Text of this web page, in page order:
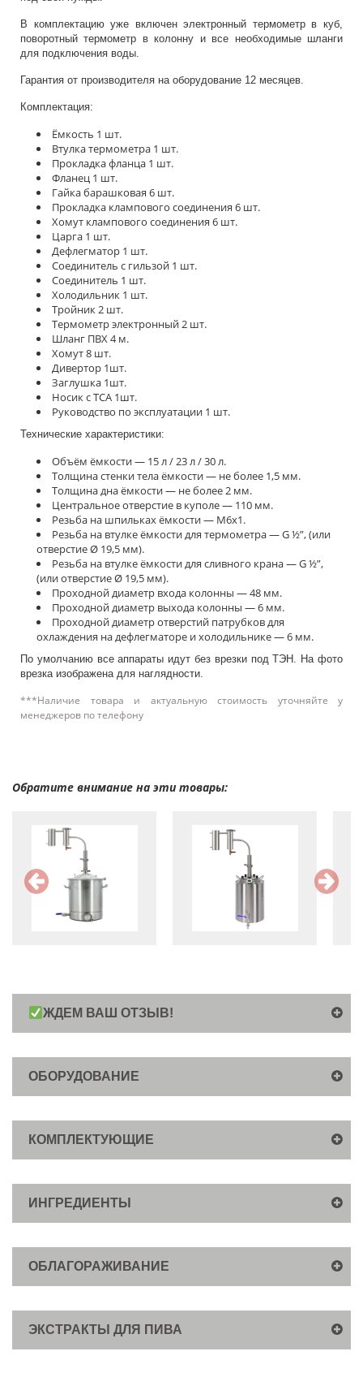
В комплектацию уже включен электронный термометр в куб,
поворотный термометр в колонну и все необходимые шланги
для подключения воды.
Гарантия от производителя на оборудование 12 месяцев.
Комплектация:
Ёмкость 1 шт.
Втулка термометра 1 шт.
Прокладка фланца 1 шт.
Фланец 1 шт.
Гайка барашковая 6 шт.
Прокладка клампового соединения 6 шт.
Хомут клампового соединения 6 шт.
Царга 1 шт.
Дефлегматор 1 шт.
Соединитель с гильзой 1 шт.
Соединитель 1 шт.
Холодильник 1 шт.
Тройник 2 шт.
Термометр электронный 2 шт.
Шланг ПВХ 4 м.
Хомут 8 шт.
Дивертор 1шт.
Заглушка 1шт.
Носик с ТСА 1шт.
Руководство по эксплуатации 1 шт.
Технические характеристики:
Объём ёмкости — 15 л / 23 л / 30 л.
Толщина стенки тела ёмкости — не более 1,5 мм.
Толщина дна ёмкости — не более 2 мм.
Центральное отверстие в куполе — 110 мм.
Резьба на шпильках ёмкости — М6х1.
Резьба на втулке ёмкости для термометра — G ½”, (или
отверстие Ø 19,5 мм).
Резьба на втулке ёмкости для сливного крана — G ½”,
(или отверстие Ø 19,5 мм).
Проходной диаметр входа колонны — 48 мм.
Проходной диаметр выхода колонны — 6 мм.
Проходной диаметр отверстий патрубков для
охлаждения на дефлегматоре и холодильнике — 6 мм.
По умолчанию все аппараты идут без врезки под ТЭН. На фото
врезка изображена для наглядности.
***Наличие товара и актуальную стоимость уточняйте у
менеджеров по телефону
Обратите внимание на эти товары:
ЖДЕМ ВАШ ОТЗЫВ!
ОБОРУДОВАНИЕ
КОМПЛЕКТУЮЩИЕ
ИНГРЕДИЕНТЫ
ОБЛАГОРАЖИВАНИЕ
ЭКСТРАКТЫ ДЛЯ ПИВА